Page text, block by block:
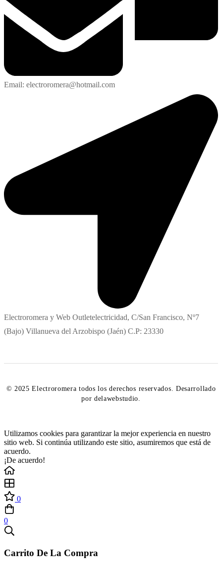
Email: electroromera@hotmail.com
Electroromera y Web Outletelectricidad, C/San Francisco, Nº7
(Bajo) Villanueva del Arzobispo (Jaén) C.P: 23330
© 2025 Electroromera todos los derechos reservados. Desarrollado
por delawebstudio.
Utilizamos cookies para garantizar la mejor experiencia en nuestro
sitio web. Si continúa utilizando este sitio, asumiremos que está de
acuerdo.
¡De acuerdo!
0
0
Carrito De La Compra